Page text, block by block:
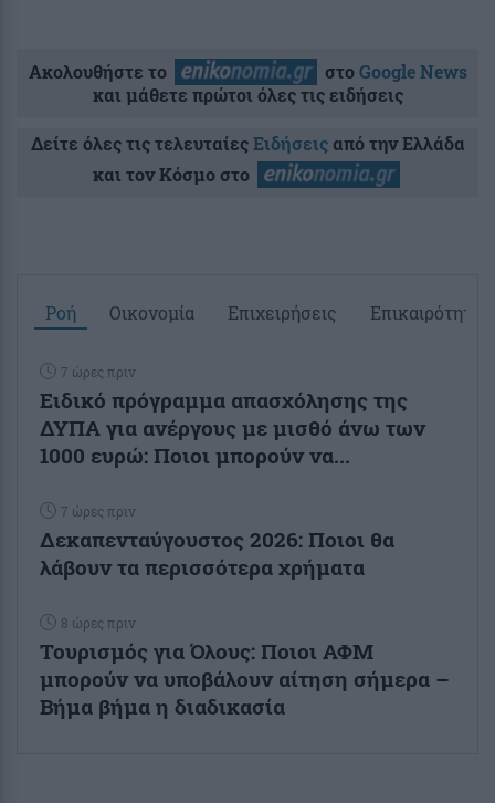
Ακολουθήστε το στοGoogle News
και μάθετε πρώτοι όλες τις ειδήσεις
Δείτε όλες τις τελευταίεςΕιδήσειςαπό την Ελλάδα
και τον Κόσμο στο
Ροή Οικονομία Επιχειρήσεις Επικαιρότητα
7 ώρες πριν
Ειδικό πρόγραμμα απασχόλησης της
ΔΥΠΑ για ανέργους με μισθό άνω των
1000 ευρώ: Ποιοι μπορούν να...
7 ώρες πριν
Δεκαπενταύγουστος 2026: Ποιοι θα
λάβουν τα περισσότερα χρήματα
8 ώρες πριν
Τουρισμός για Όλους: Ποιοι ΑΦΜ
μπορούν να υποβάλουν αίτηση σήμερα –
Βήμα βήμα η διαδικασία